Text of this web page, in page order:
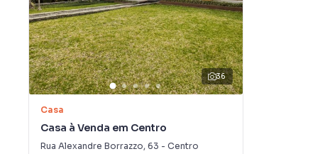
36
Casa
Casa à Venda em Centro
Rua Alexandre Borrazzo, 63 - Centro